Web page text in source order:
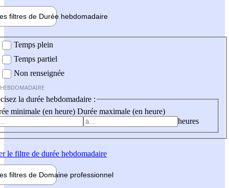
filtres de Durée hebdomadaire
Temps plein
Temps partiel
Non renseignée
la durée hebdomadaire :
minimale (en heure) Durée maximale (en heure)
heures
le filtre de durée hebdomadaire
filtres de Domaine professionnel